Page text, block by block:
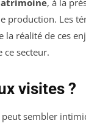
, à la
production. Les
réalité de ces
ce secteur.
visites ?
sembler